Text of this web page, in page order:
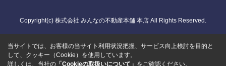
Copyright(c) 株式会社 みんなの不動産本舗 本店 All Rights Reserved.
当サイトでは、お客様の当サイト利用状況把握、サービス向上検討を目的と
して、クッキー（Cookie）を使用しています。
詳しくは、当社の 「Cookieの取扱いについて」 をご確認ください。